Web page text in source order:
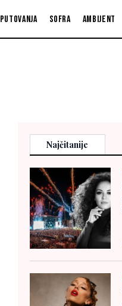
Putovanja Sofra Ambijent
Najčitanije